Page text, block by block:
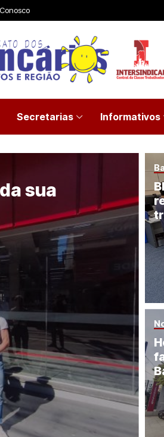
Secretarias Informativos
sua